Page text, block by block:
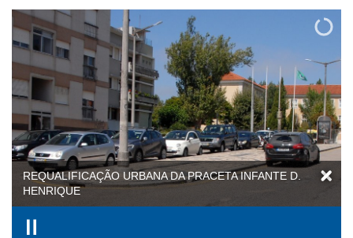
REQUALIFICAÇÃO URBANA DA PRACETA INFANTE D.
HENRIQUE